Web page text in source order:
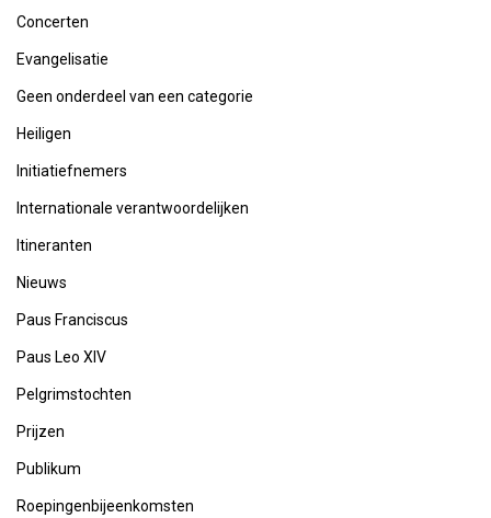
Concerten
Evangelisatie
Geen onderdeel van een categorie
Heiligen
Initiatiefnemers
Internationale verantwoordelijken
Itineranten
Nieuws
Paus Franciscus
Paus Leo XIV
Pelgrimstochten
Prijzen
Publikum
Roepingenbijeenkomsten